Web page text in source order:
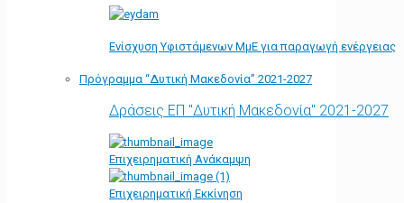
Ενίσχυση Υφιστάμενων ΜμΕ για παραγωγή ενέργειας
Πρόγραμμα “Δυτική Μακεδονία” 2021-2027
Δράσεις ΕΠ "Δυτική Μακεδονία" 2021-2027
Επιχειρηματική Ανάκαμψη
Επιχειρηματική Εκκίνηση